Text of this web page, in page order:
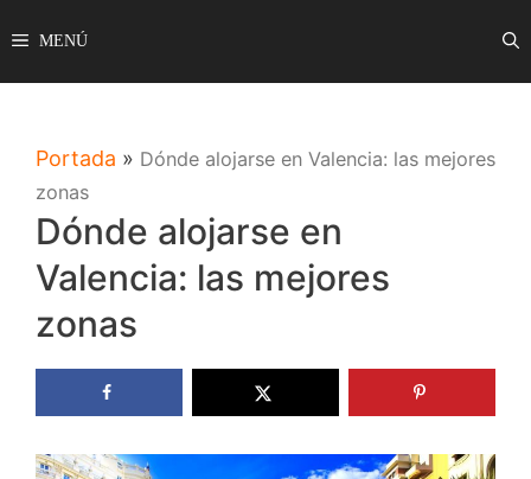
al
contenido
MENÚ
Portada » Dónde alojarse en Valencia: las mejores
zonas
Dónde alojarse en
Valencia: las mejores
zonas